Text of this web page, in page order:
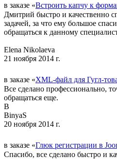
в заказе «Встроить капчу к
Дмитрий быстро и качественно
задачей, за что ему большое
обращаться к данному
Elena Nikolaeva
21 ноября 2014 г.
в заказе «XML-файл для Гугл-
Все сделано профессионально,
обращаться еще.
B
BinyaS
20 ноября 2014 г.
в заказе «Глюк регистрации в
Спасибо, все сделано быстро и